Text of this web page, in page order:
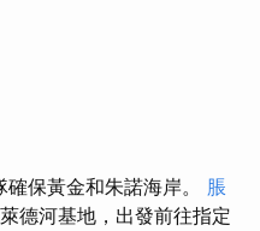
保黃金和朱諾海岸。 脹
德河基地，出發前往指定